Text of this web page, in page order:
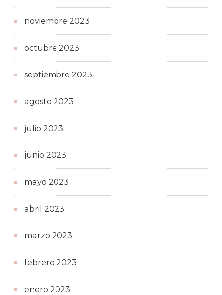
noviembre 2023
octubre 2023
septiembre 2023
agosto 2023
julio 2023
junio 2023
mayo 2023
abril 2023
marzo 2023
febrero 2023
enero 2023